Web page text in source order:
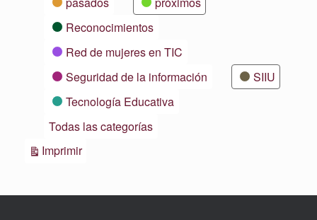
Reconocimientos
Red de mujeres en TIC
Seguridad de la información
SIIU
Tecnología Educativa
Todas las categorías
ImprimirVistas